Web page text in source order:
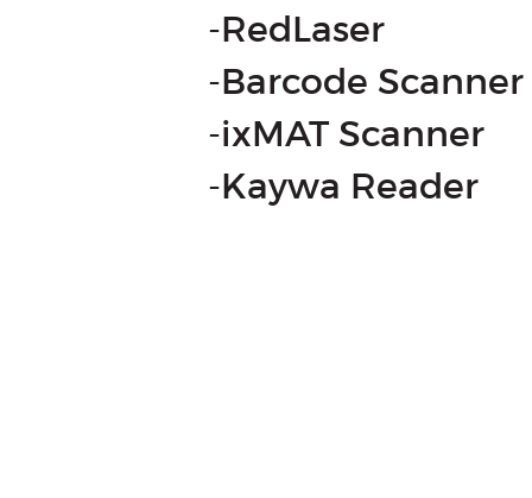
-RedLaser
-Barcode Scanner
-ixMAT Scanner
-Kaywa Reader